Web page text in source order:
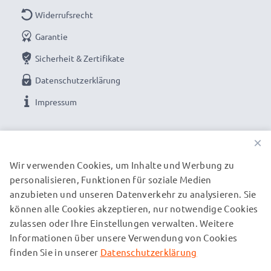
Widerrufsrecht
Garantie
Sicherheit & Zertifikate
Datenschutzerklärung
Impressum
UNSERE VERSANDPARTNER
© subtel.de 2026
Alle Preise verstehen sich inklusive Mehrwertsteuer und
zuzüglich Versandkosten. Bitte beachten Sie, dass alle
×
Wir verwenden Cookies, um Inhalte und Werbung zu
personalisieren, Funktionen für soziale Medien
anzubieten und unseren Datenverkehr zu analysieren. Sie
können alle Cookies akzeptieren, nur notwendige Cookies
zulassen oder Ihre Einstellungen verwalten. Weitere
Informationen über unsere Verwendung von Cookies
finden Sie in unserer Datenschutzerklärung